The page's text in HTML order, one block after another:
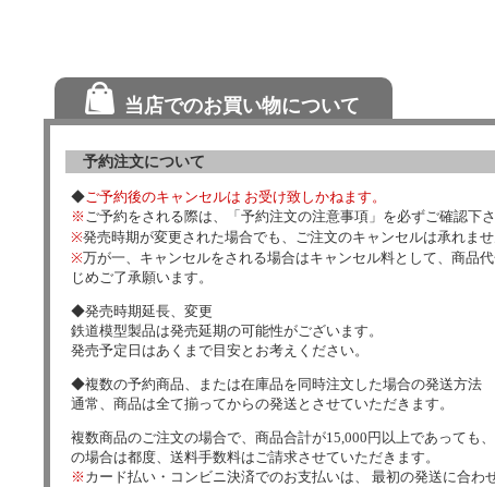
当店でのお買い物について
予約注文について
◆ご予約後のキャンセルは お受け致しかねます。
※ ご予約をされる際は、「予約注文の注意事項」を必ずご確認下さ
※発売時期が変更された場合でも、ご注文のキャンセルは承れませ
※万が一、キャンセルをされる場合はキャンセル料として、商品
じめご了承願います。
◆発売時期延長、変更
鉄道模型製品は発売延期の可能性がございます。
発売予定日はあくまで目安とお考えください。
◆複数の予約商品、または在庫品を同時注文した場合の発送方法
通常、商品は全て揃ってからの発送とさせていただきます。
複数商品のご注文の場合で、商品合計が15,000円以上であっても
の場合は都度、送料手数料はご請求させていただきます。
※ カード払い・コンビニ決済でのお支払いは、 最初の発送に合わ